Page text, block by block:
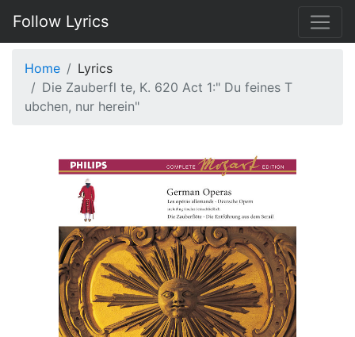
Follow Lyrics
Home
Lyrics
Die Zauberfl te, K. 620 Act 1:" Du feines T
ubchen, nur herein"